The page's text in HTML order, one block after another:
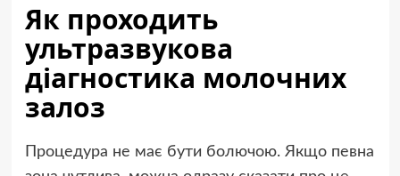
Як проходить
ультразвукова
діагностика молочних
залоз
Процедура не має бути болючою. Якщо певна